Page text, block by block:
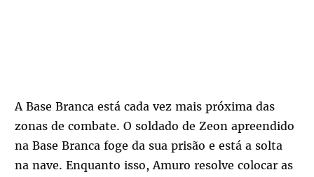
A Base Branca está cada vez mais próxima das
zonas de combate. O soldado de Zeon apreendido
na Base Branca foge da sua prisão e está a solta
na nave. Enquanto isso, Amuro resolve colocar as